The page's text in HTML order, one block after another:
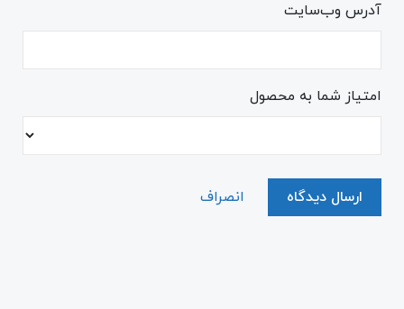
آدرس وب‌سایت
امتیاز شما به محصول
ارسال دیدگاه انصراف